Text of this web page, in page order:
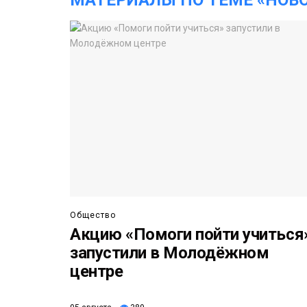
Общество
Акцию «Помоги пойти
запустили в Молодёжном
центре